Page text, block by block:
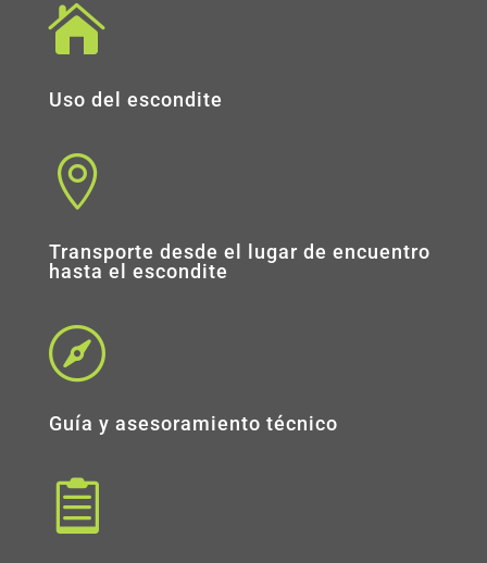

Uso del escondite

Transporte desde el lugar de encuentro
hasta el escondite

Guía y asesoramiento técnico
